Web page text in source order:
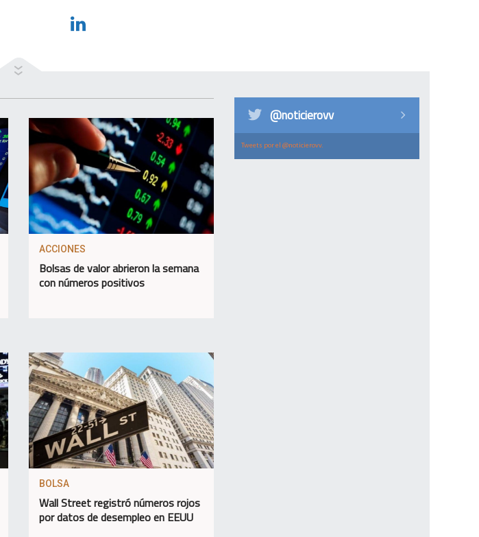
ACCIONES
Bolsas de valor abrieron la semana
con números positivos
BOLSA
Wall Street registró números rojos
por datos de desempleo en EEUU
@noticierovv
Tweets por el @noticierovv.